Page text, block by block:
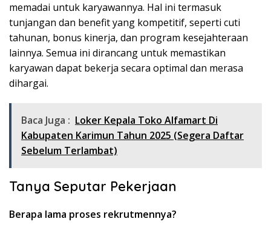
memadai untuk karyawannya. Hal ini termasuk
tunjangan dan benefit yang kompetitif, seperti cuti
tahunan, bonus kinerja, dan program kesejahteraan
lainnya. Semua ini dirancang untuk memastikan
karyawan dapat bekerja secara optimal dan merasa
dihargai.
Baca Juga : Loker Kepala Toko Alfamart Di
Kabupaten Karimun Tahun 2025 (Segera Daftar
Sebelum Terlambat)
Tanya Seputar Pekerjaan
Berapa lama proses rekrutmennya?